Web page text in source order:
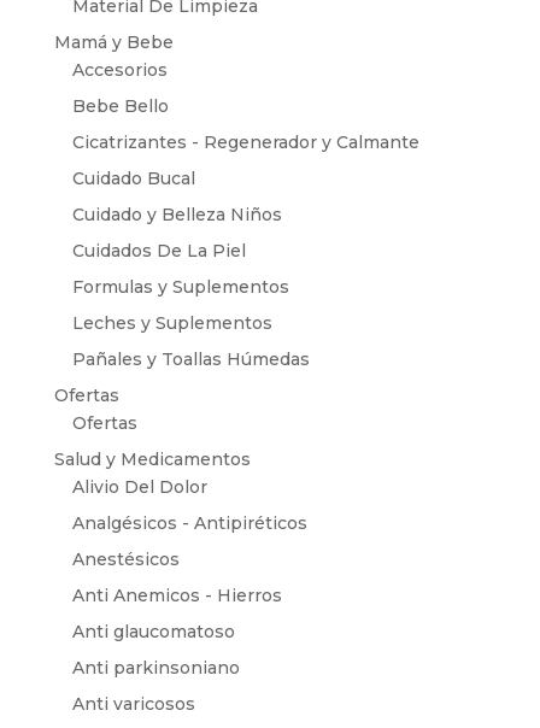
Material De Limpieza
Mamá y Bebe
Accesorios
Bebe Bello
Cicatrizantes - Regenerador y Calmante
Cuidado Bucal
Cuidado y Belleza Niños
Cuidados De La Piel
Formulas y Suplementos
Leches y Suplementos
Pañales y Toallas Húmedas
Ofertas
Ofertas
Salud y Medicamentos
Alivio Del Dolor
Analgésicos - Antipiréticos
Anestésicos
Anti Anemicos - Hierros
Anti glaucomatoso
Anti parkinsoniano
Anti varicosos